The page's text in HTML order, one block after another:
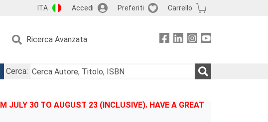
ITA Accedi Preferiti Carrello
Ricerca Avanzata
Cerca:
JULY 30 TO AUGUST 23 (INCLUSIVE). HAVE A GREAT